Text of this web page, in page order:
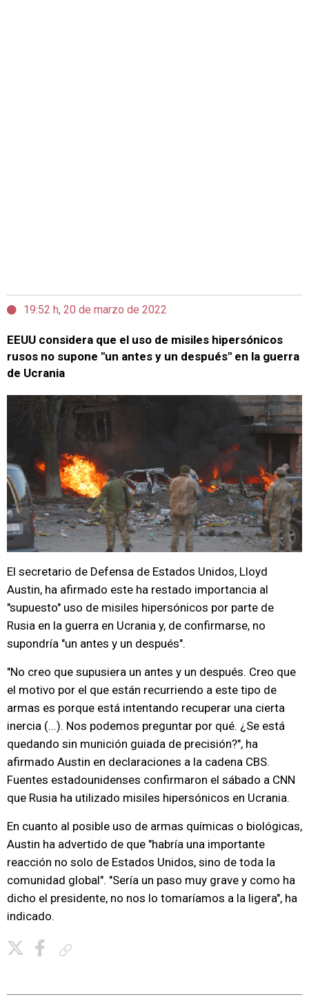
19:52 h, 20 de marzo de 2022
EEUU considera que el uso de misiles hipersónicos
rusos no supone "un antes y un después" en la guerra
de Ucrania
El secretario de Defensa de Estados Unidos, Lloyd
Austin, ha afirmado este ha restado importancia al
"supuesto" uso de misiles hipersónicos por parte de
Rusia en la guerra en Ucrania y, de confirmarse, no
supondría "un antes y un después".
"No creo que supusiera un antes y un después. Creo que
el motivo por el que están recurriendo a este tipo de
armas es porque está intentando recuperar una cierta
inercia (...). Nos podemos preguntar por qué. ¿Se está
quedando sin munición guiada de precisión?", ha
afirmado Austin en declaraciones a la cadena CBS.
Fuentes estadounidenses confirmaron el sábado a CNN
que Rusia ha utilizado misiles hipersónicos en Ucrania.
En cuanto al posible uso de armas químicas o biológicas,
Austin ha advertido de que "habría una importante
reacción no solo de Estados Unidos, sino de toda la
comunidad global". "Sería un paso muy grave y como ha
dicho el presidente, no nos lo tomaríamos a la ligera", ha
indicado.